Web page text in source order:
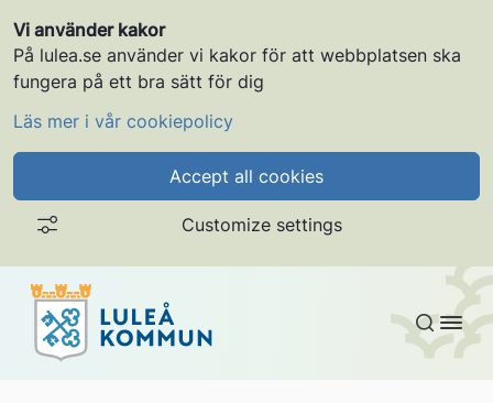
Vi använder kakor
På lulea.se använder vi kakor för att webbplatsen ska
fungera på ett bra sätt för dig
Läs mer i vår cookiepolicy
Accept all cookies
Customize settings
Gå till innehållet